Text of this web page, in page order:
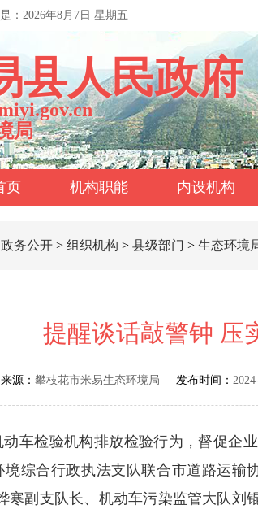
： 2026年8月7日 星期五
县人民政府
局
页 机构职能 内设机构
政务公开 > 组织机构 > 县级部门 > 生态环境
提醒谈话敲警钟 压
来源： 攀枝花市米易生态环境局 发布时间：
检验机构排放检验行为，督促企业
境综合行政执法支队联合市道路运
寒副支队长、机动车污染监管大队